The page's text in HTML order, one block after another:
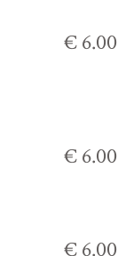
€ 6.00
€ 6.00
€ 6.00